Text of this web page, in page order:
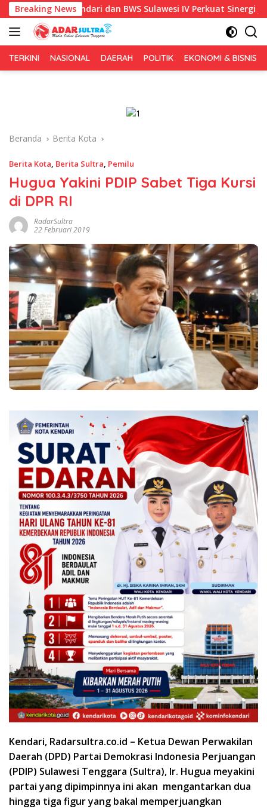
Langsung
ke
konten
Breaking News
Kendari dan BWS Sulawesi IV Perkuat Sinergi Jaga Irigasi
TERKINI NASIONAL DAERAH POLITIK EKONOMI & BISNIS
Beranda Berita Kota
Berita Kota, Berita Sultra, Pemilu
Hugua Yakini PDIP Sabet Tiga Kursi
di DPR RI
RadarSultra
22 Februari 2019
Kendari, Radarsultra.co.id – Ketua Dewan Perwakilan
Daerah (DPD) Partai Demokrasi Indonesia Perjuangan
(PDIP) Sulawesi Tenggara (Sultra), Ir. Hugua meyakini
partai yang dipimpinnya ini akan mengantarkan dua
hingga tiga figur yang bakal memperjuangkan